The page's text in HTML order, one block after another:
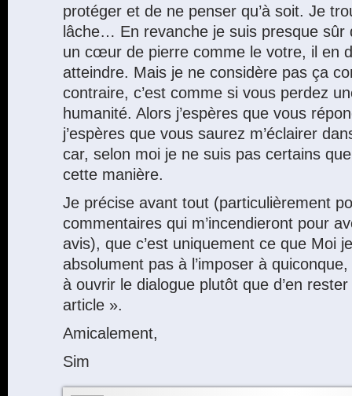
protéger et de ne penser qu’à soit. Je
lâche… En revanche je suis presque sûr
un cœur de pierre comme le votre, il en
atteindre. Mais je ne considère pas ça
contraire, c’est comme si vous perdez
humanité. Alors j’espères que vous
j’espères que vous saurez m’éclairer
car, selon moi je ne suis pas certains
cette manière.
Je précise avant tout (particulièrement
commentaires qui m’incendieront pour
avis), que c’est uniquement ce que Moi
absolument pas à l’imposer à
à ouvrir le dialogue plutôt que d’en
article ».
Amicalement,
Sim